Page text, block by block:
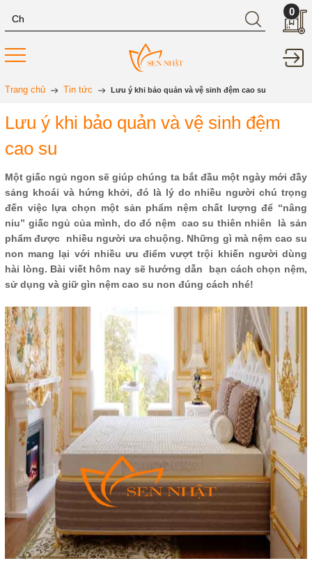
0
Trang chủ Tin tức Lưu ý khi bảo quản và vệ sinh đệm cao su
Lưu ý khi bảo quản và vệ sinh đệm
cao su
Một giấc ngủ ngon sẽ giúp chúng ta bắt đầu một ngày mới đầy
sảng khoái và hứng khởi, đó là lý do nhiều người chú trọng
đến việc lựa chọn một sản phẩm nệm chất lượng để “nâng
niu” giấc ngủ của mình, do đó nệm cao su thiên nhiên là sản
phẩm được nhiều người ưa chuộng. Những gì mà nệm cao su
non mang lại với nhiều ưu điểm vượt trội khiến người dùng
hài lòng. Bài viết hôm nay sẽ hướng dẫn bạn cách chọn nệm,
sử dụng và giữ gìn nệm cao su non đúng cách nhé!